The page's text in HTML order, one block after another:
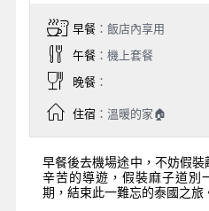
早餐：飯店內享用
午餐：機上套餐
晚餐：
住宿：溫暖的家🏠
早餐後去機場途中，不妨假
辛苦的導遊，假裝麻子道別
期，結束此一難忘的泰國之旅